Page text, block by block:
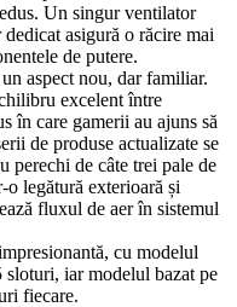
Un singur ventilator
asigură o răcire mai
de putere.
aspect nou, dar familiar.
excelent între
în care gamerii au ajuns să
de produse actualizate se
perechi de câte trei pale de
legătură exterioară și
fluxul de aer în sistemul
cu modelul
iar modelul bazat pe
fiecare.